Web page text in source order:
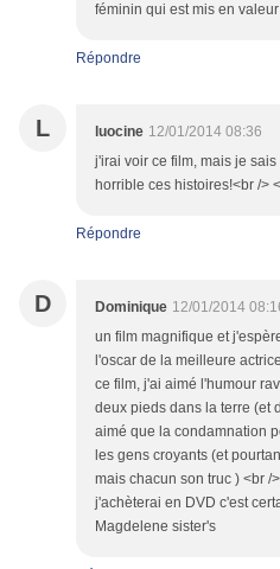
féminin qui est mis en
Répondre
L luocine 12/01/2014 08:36
j'irai voir ce film, mais je
horrible ces histoires!<br />
Répondre
D Dominique 12/01/2014
un film magnifique et
l'oscar de la meilleure
ce film, j'ai aimé l'humour
deux pieds dans la terre (et
aimé que la condamnation
les gens croyants (et
mais chacun son truc ) <br /
j'achèterai en DVD c'est
Magdelene sister's